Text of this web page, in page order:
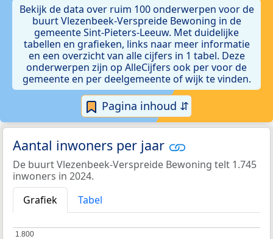
Bekijk de data over ruim 100 onderwerpen voor de
buurt Vlezenbeek-Verspreide Bewoning in de
gemeente Sint-Pieters-Leeuw. Met duidelijke
tabellen en grafieken, links naar meer informatie
en een overzicht van alle cijfers in 1 tabel. Deze
onderwerpen zijn op AlleCijfers ook per voor de
gemeente en per deelgemeente of wijk te vinden.
Pagina inhoud ⇵
Aantal inwoners per jaar
De buurt Vlezenbeek-Verspreide Bewoning telt 1.745
inwoners in 2024.
Grafiek
Tabel
1.800
1.800